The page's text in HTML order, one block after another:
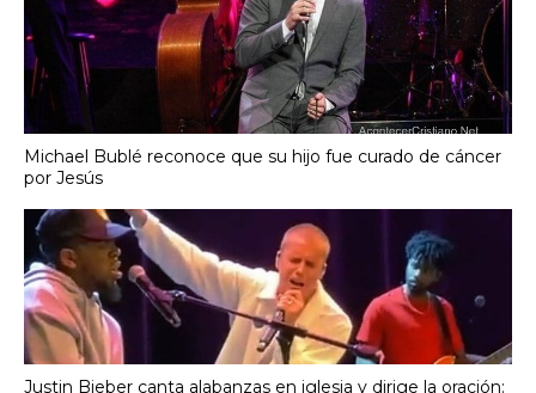
Michael Bublé reconoce que su hijo fue curado de cáncer
por Jesús
Justin Bieber canta alabanzas en iglesia y dirige la oración: